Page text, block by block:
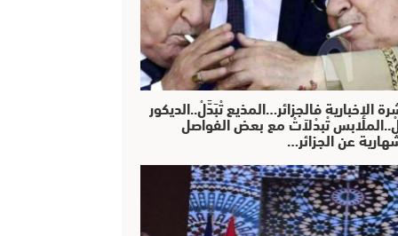
الإخبارية فالجزائر…المذيع تْبَدَّلْ..الديكور
تْبدْلاَتْ مع بعض الفواصل
عن الجزائر…